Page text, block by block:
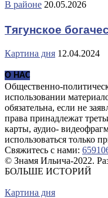
В районе 20.05.2026
Тягунское
Картина дня 12.04.2024
О НАС
Общественно-
использовании
обязательна, если не
права принадлежат
карты, аудио-
использоваться только
Свяжитесь с нами:
© Знамя Ильича-2022.
БОЛЬШЕ ИСТОРИЙ
Картина дня